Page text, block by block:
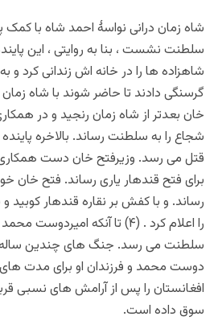
شاه زمان درانی نواسۀ احمد شاه با
سلطنت نشست ، بنا به روایتی ، این
شاهزاده ها را در خانه اش زندانی کرد و
خان بعدتر از شاه زمان رنجید و در
شجاع را به سلطنت رساند. بالاخره
قتل می رسد. وزیرفتح خان دست همکاری
برای فتح قندهار یاری رساند. فتح خان
رساند. و با کفش بر نقاره قندهار
را اعلام کرد . (۴) تا آنکه
سلطنت می رسد. جنگ های چندین ساله
دوست محمد و فرزندان او برای مدت های
افغانستان را پس از آرامش های نسبی
سوق داده است.